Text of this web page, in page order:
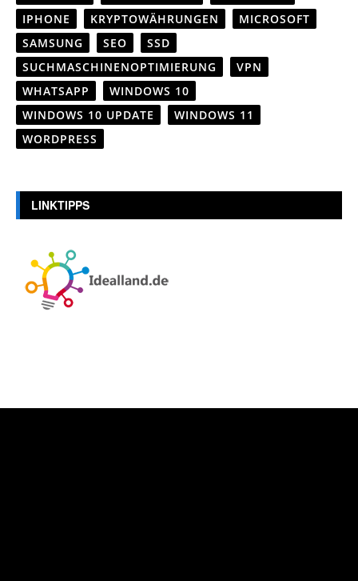
IPHONE
KRYPTOWÄHRUNGEN
MICROSOFT
SAMSUNG
SEO
SSD
SUCHMASCHINENOPTIMIERUNG
VPN
WHATSAPP
WINDOWS 10
WINDOWS 10 UPDATE
WINDOWS 11
WORDPRESS
LINKTIPPS